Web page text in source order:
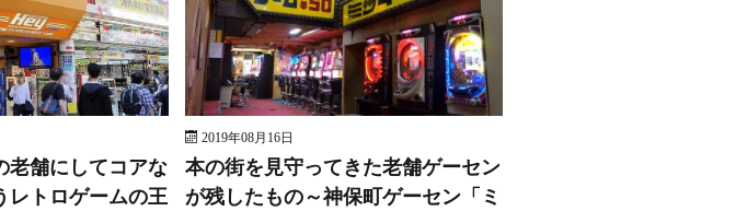
老舗にしてコアな
レトロゲームの王
2019年08月16日
本の街を見守ってきた老舗ゲーセン
が残したもの～神保町ゲーセン「ミ